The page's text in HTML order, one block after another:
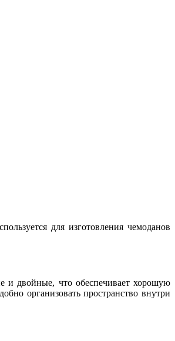
для изготовления чемоданов
и двойные, что обеспечивает хорошую
организовать пространство внутри